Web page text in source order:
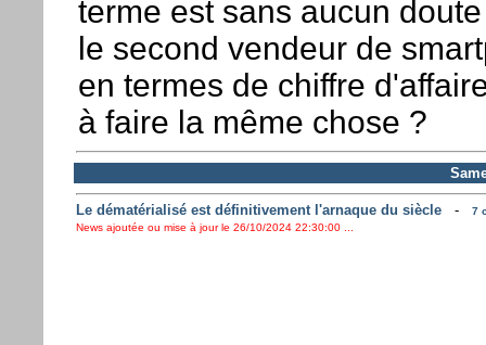
terme est sans aucun
le second vendeur de
en termes de chiffre
à faire la même chose ?
Le dématérialisé est définitivement l'arnaque du siècle-
7
News ajoutée ou mise à jour le 26/10/2024 22:30:00 ...